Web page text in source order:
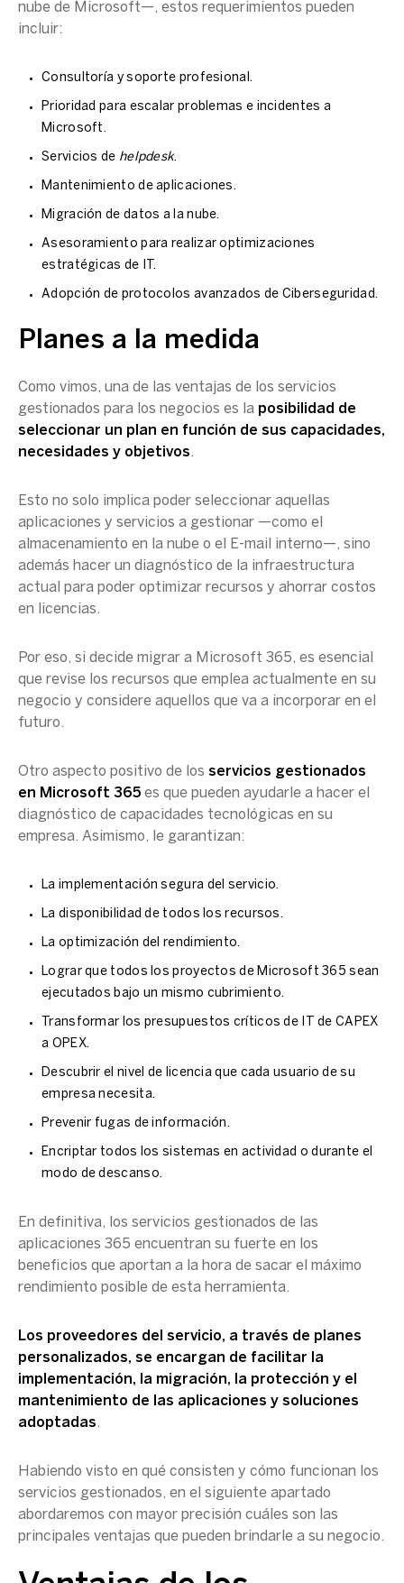
nube de Microsoft—, estos requerimientos pueden
incluir:
Consultoría y soporte profesional.
Prioridad para escalar problemas e incidentes a
Microsoft.
Servicios de helpdesk.
Mantenimiento de aplicaciones.
Migración de datos a la nube.
Asesoramiento para realizar optimizaciones
estratégicas de IT.
Adopción de protocolos avanzados de Ciberseguridad.
Planes a la medida
Como vimos, una de las ventajas de los servicios
gestionados para los negocios es la posibilidad de
seleccionar un plan en función de sus capacidades,
necesidades y objetivos.
Esto no solo implica poder seleccionar aquellas
aplicaciones y servicios a gestionar —como el
almacenamiento en la nube o el E-mail interno—, sino
además hacer un diagnóstico de la infraestructura
actual para poder optimizar recursos y ahorrar costos
en licencias.
Por eso, si decide migrar a Microsoft 365, es esencial
que revise los recursos que emplea actualmente en su
negocio y considere aquellos que va a incorporar en el
futuro.
Otro aspecto positivo de los servicios gestionados
en Microsoft 365 es que pueden ayudarle a hacer el
diagnóstico de capacidades tecnológicas en su
empresa. Asimismo, le garantizan:
La implementación segura del servicio.
La disponibilidad de todos los recursos.
La optimización del rendimiento.
Lograr que todos los proyectos de Microsoft 365 sean
ejecutados bajo un mismo cubrimiento.
Transformar los presupuestos críticos de IT de CAPEX
a OPEX.
Descubrir el nivel de licencia que cada usuario de su
empresa necesita.
Prevenir fugas de información.
Encriptar todos los sistemas en actividad o durante el
modo de descanso.
En definitiva, los servicios gestionados de las
aplicaciones 365 encuentran su fuerte en los
beneficios que aportan a la hora de sacar el máximo
rendimiento posible de esta herramienta.
Los proveedores del servicio, a través de planes
personalizados, se encargan de facilitar la
implementación, la migración, la protección y el
mantenimiento de las aplicaciones y soluciones
adoptadas.
Habiendo visto en qué consisten y cómo funcionan los
servicios gestionados, en el siguiente apartado
abordaremos con mayor precisión cuáles son las
principales ventajas que pueden brindarle a su negocio.